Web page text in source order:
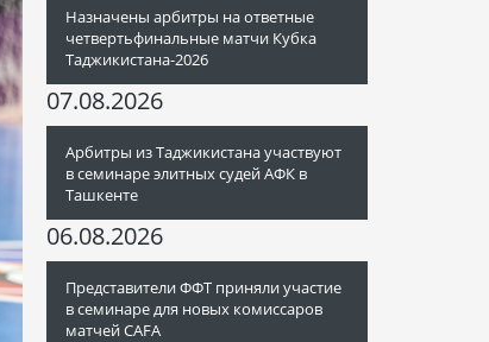
Назначены арбитры на ответные
четвертьфинальные матчи Кубка
Таджикистана-2026
07.08.2026
Арбитры из Таджикистана участвуют
в семинаре элитных судей АФК в
Ташкенте
06.08.2026
Представители ФФТ приняли участие
в семинаре для новых комиссаров
матчей CAFA